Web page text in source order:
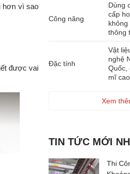
hơn vì sao
được vai
Công năng
Dùng
cấp
không
thông
Đặc tính
Vật
nghệ
Quốc,
mĩ cao
Xem
TIN TỨC MỚI
Thi